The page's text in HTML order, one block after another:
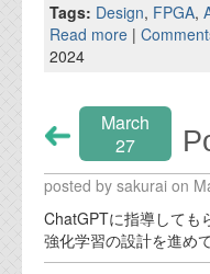
Tags: Design, FPGA,
Read more |
2024
March
27
posted by sakurai on
ChatGPTに指導しても
強化学習の設計を進め